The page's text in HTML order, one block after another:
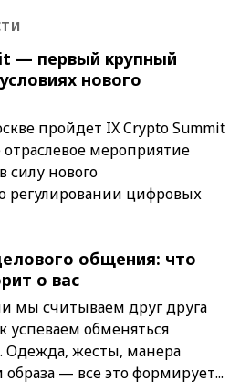
— первый крупный
нового
пройдет IX Crypto Summit
мероприятие
силу нового
регулировании цифровых
общения: что
о вас
мы считываем друг друга
успеваем обменяться
Одежда, жесты, манера
— все это формирует...